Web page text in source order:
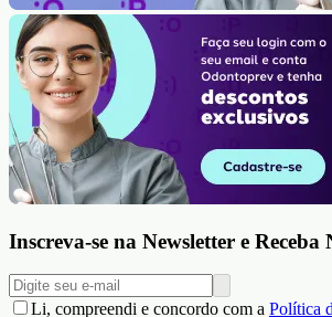
Inscreva-se na Newsletter e
Li, compreendi e concordo com a Política